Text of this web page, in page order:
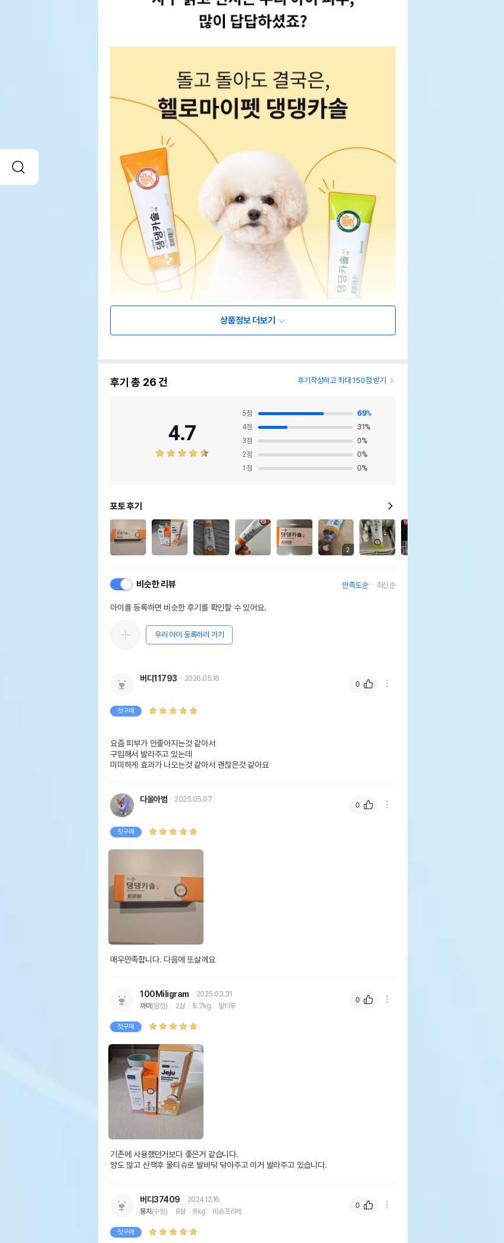
상품정보 더보기
후기 총 26건 후기작성하고 최대 150점 받기
4.7
5점 69%
4점 31 %
3점 0%
2점 0%
1 점 0%
포토 후기
2
비슷한 리뷰 만족도순 최신순
아이를 등록하면 비슷한 후기를 확인할 수 있어요.
우리 아이 등록하러 가기
버디11793 2026.05.16
첫구매
요즘 피부가 안좋아지는것 같아서
구입해서 발라주고 있는데
미미하게 효과가 나오는것 같아서 괜찮은것 같아요
0
다올아범 2025.05.07
첫구매
매우만족합니다. 다음에 또살께요
0
100Miligram
2025.03.31
까미(암컷) 2살 5.7kg 말티푸
첫구매
기존에 사용했던거보다 좋은거 같습니다.
양도 많고 산책후 물티슈로 발바닦 닦아주고 이거 발라주고 있습니다.
0
버디37409
2024.12.16
뭉치(수컷) 8살 8kg 비숑프리제
첫구매
0